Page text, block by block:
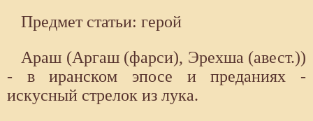
Предмет статьи: герой
Араш (Аргаш (фарси), Эрехша (авест.))
- в иранском эпосе и преданиях -
искусный стрелок из лука.